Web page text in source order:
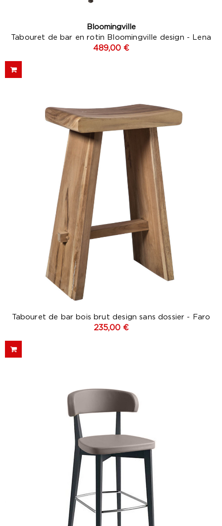
Bloomingville
Tabouret de bar en rotin Bloomingville design - Lena
489,00 €
Tabouret de bar bois brut design sans dossier - Faro
235,00 €